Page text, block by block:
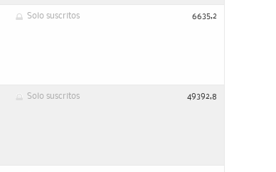
Solo suscritos 6635,2
Solo suscritos 49392,8